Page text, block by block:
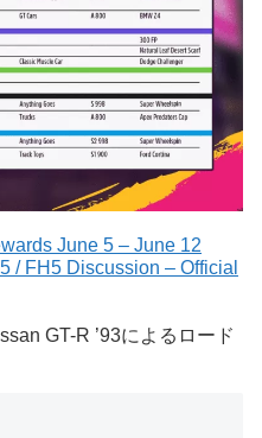
June 5 – June 12
/ FH5 Discussion – Official
GT-R ’93によるロード